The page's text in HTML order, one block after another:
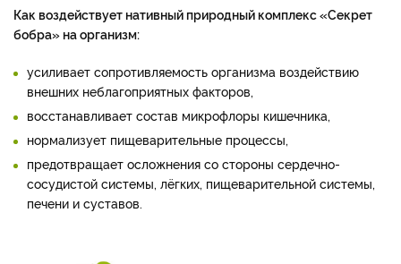
Как воздействует нативный природный комплекс «Секрет
бобра» на организм:
усиливает сопротивляемость организма воздействию
внешних неблагоприятных факторов,
восстанавливает состав микрофлоры кишечника,
нормализует пищеварительные процессы,
предотвращает осложнения со стороны сердечно-
сосудистой системы, лёгких, пищеварительной системы,
печени и суставов.